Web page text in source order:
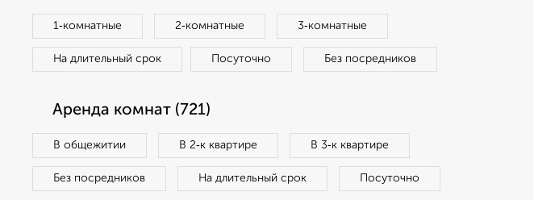
1‑комнатные 2‑комнатные 3‑комнатные
На длительный срок Посуточно Без посредников
Аренда комнат (721)
В общежитии В 2‑к квартире В 3‑к квартире
Без посредников На длительный срок Посуточно